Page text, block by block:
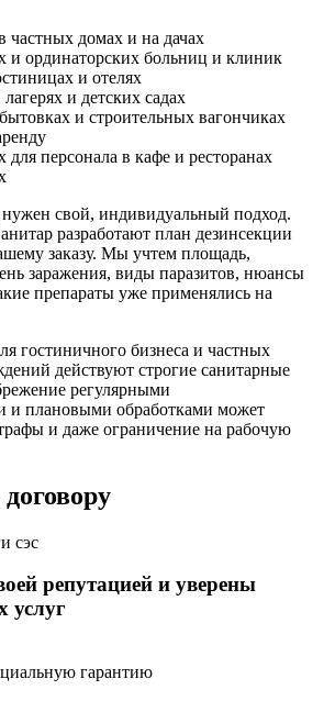
частных домах и на дачах
и ординаторских больниц и клиник
и отелях
и детских садах
и строительных вагончиках
персонала в кафе и ресторанах
свой, индивидуальный подход.
разработают план дезинсекции
заказу. Мы учтем площадь,
заражения, виды паразитов, нюансы
препараты уже применялись на
гостиничного бизнеса и частных
действуют строгие санитарные
регулярными
и плановыми обработками может
и даже ограничение на рабочую
репутацией и уверены
услуг
гарантию